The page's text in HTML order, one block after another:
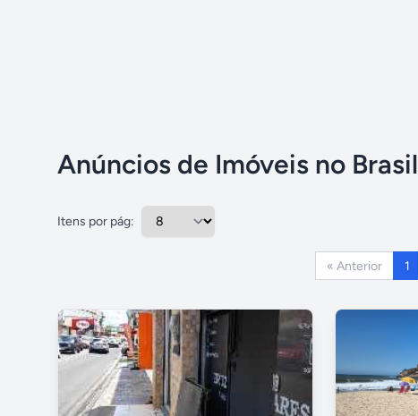
Anúncios de Imóveis no Brasil
Itens por pág:
« Anterior 1